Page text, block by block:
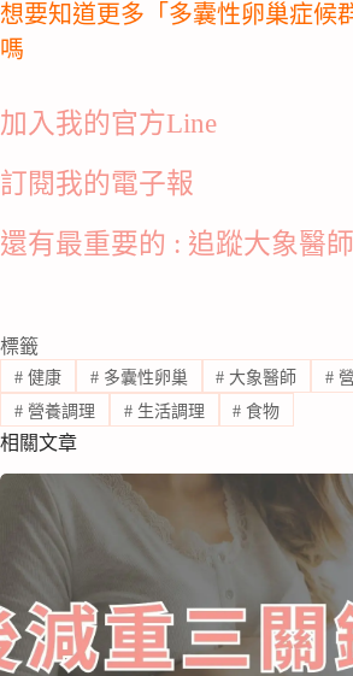
想要知道更多「多囊性卵巢症候
嗎
加入我的官方Line
訂閱我的電子報
還有最重要的 : 追蹤大象醫
標籤
#健康 #多囊性卵巢 # 大象醫師 #
#營養調理 #生活調理 # 食物
相關文章